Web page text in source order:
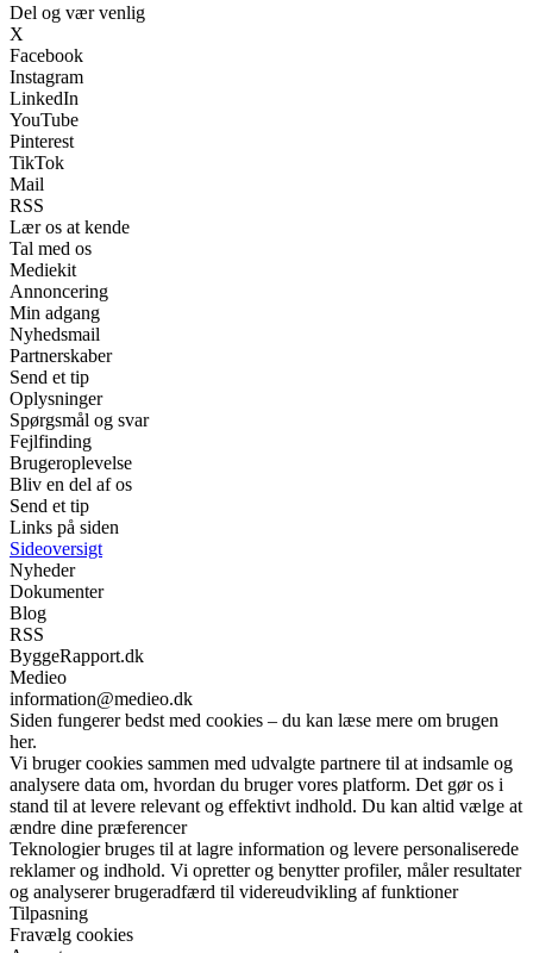
Del og vær venlig
X
Facebook
Instagram
LinkedIn
YouTube
Pinterest
TikTok
Mail
RSS
Lær os at kende
Tal med os
Mediekit
Annoncering
Min adgang
Nyhedsmail
Partnerskaber
Send et tip
Oplysninger
Spørgsmål og svar
Fejlfinding
Brugeroplevelse
Bliv en del af os
Send et tip
Links på siden
Sideoversigt
Nyheder
Dokumenter
Blog
RSS
ByggeRapport.dk
Medieo
information@medieo.dk
Siden fungerer bedst med cookies – du kan læse mere om brugen
her.
Vi bruger cookies sammen med udvalgte partnere til at indsamle og
analysere data om, hvordan du bruger vores platform. Det gør os i
stand til at levere relevant og effektivt indhold. Du kan altid vælge at
ændre dine præferencer
Teknologier bruges til at lagre information og levere personaliserede
reklamer og indhold. Vi opretter og benytter profiler, måler resultater
og analyserer brugeradfærd til videreudvikling af funktioner
Tilpasning
Fravælg cookies